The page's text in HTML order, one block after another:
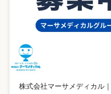
株式会社マーサメディカル ｜